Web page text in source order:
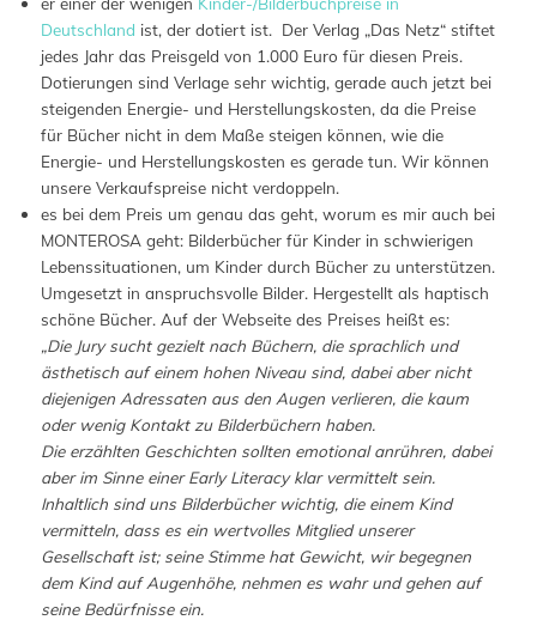
Deutschland ist, der dotiert ist. Der Verlag „Das Netz“ stiftet
jedes Jahr das Preisgeld von 1.000 Euro für diesen Preis.
Dotierungen sind Verlage sehr wichtig, gerade auch jetzt bei
steigenden Energie- und Herstellungskosten, da die Preise
für Bücher nicht in dem Maße steigen können, wie die
Energie- und Herstellungskosten es gerade tun. Wir können
unsere Verkaufspreise nicht verdoppeln.
es bei dem Preis um genau das geht, worum es mir auch bei
MONTEROSA geht: Bilderbücher für Kinder in schwierigen
Lebenssituationen, um Kinder durch Bücher zu unterstützen.
Umgesetzt in anspruchsvolle Bilder. Hergestellt als haptisch
schöne Bücher. Auf der Webseite des Preises heißt es:
„Die Jury sucht gezielt nach Büchern, die sprachlich und
ästhetisch auf einem hohen Niveau sind, dabei aber nicht
diejenigen Adressaten aus den Augen verlieren, die kaum
oder wenig Kontakt zu Bilderbüchern haben.
Die erzählten Geschichten sollten emotional anrühren, dabei
aber im Sinne einer Early Literacy klar vermittelt sein.
Inhaltlich sind uns Bilderbücher wichtig, die einem Kind
vermitteln, dass es ein wertvolles Mitglied unserer
Gesellschaft ist; seine Stimme hat Gewicht, wir begegnen
dem Kind auf Augenhöhe, nehmen es wahr und gehen auf
seine Bedürfnisse ein.